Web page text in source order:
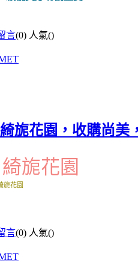
言(0) 人氣()
旎花園，收購尚美
旎花園
旎花園
言(0) 人氣()